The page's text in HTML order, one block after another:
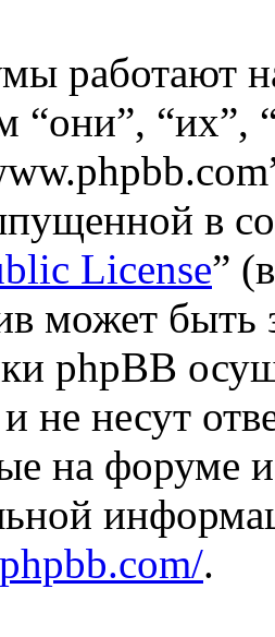
работают
“они”, “их”,
в
License”
может быть
phpBB
не несут
на форуме
.